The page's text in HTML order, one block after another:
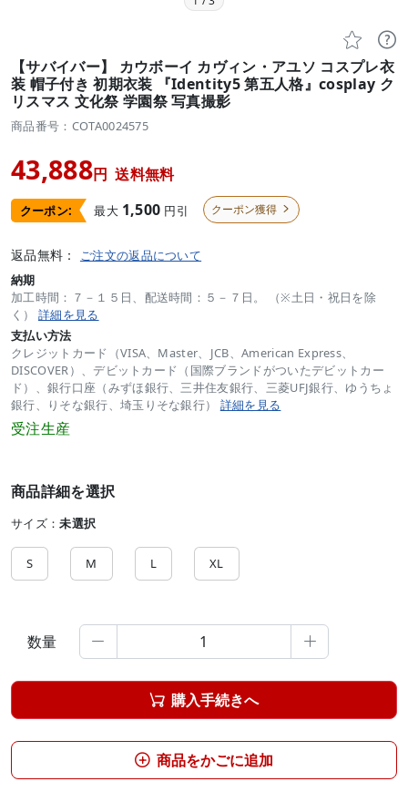
 
【サバイバー】 カウボーイ カヴィン・アユソ コスプレ衣
装 帽子付き 初期衣装 『Identity5 第五人格』cosplay ク
リスマス 文化祭 学園祭 写真撮影
商品番号：COTA0024575
43,888円 送料無料
クーポン: 最大 1,500 円引 クーポン獲得 
返品無料： ご注文の返品について
納期
加工時間：７－１５日、配送時間：５－７日。 （※土日・祝日を除
く） 詳細を見る
支払い方法
クレジットカード（VISA、Master、JCB、American Express、
DISCOVER）、デビットカード（国際ブランドがついたデビットカー
ド）、銀行口座（みずほ銀行、三井住友銀行、三菱UFJ銀行、ゆうちょ
銀行、りそな銀行、埼玉りそな銀行） 詳細を見る
受注生産
商品詳細を選択
サイズ：未選択
S M L XL
数量  
 購入手続きへ
 商品をかごに追加